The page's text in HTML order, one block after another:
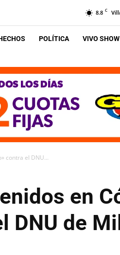
8.8 C
POLÍTICA VIVO SHOW
contra el DNU...
en
DNU de